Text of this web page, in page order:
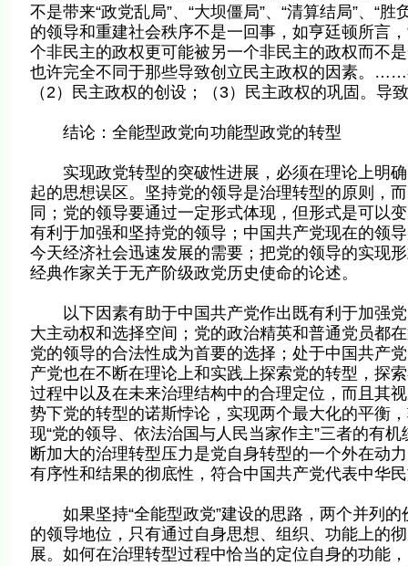
不是带来“政党乱局”、“大坝僵局”、“清算结局”、“
的领导和重建社会秩序不是一回事，如亨廷顿所言
个非民主的政权更可能被另一个非民主的政权而不
也许完全不同于那些导致创立民主政权的因素。
（2）民主政权的创设；（3）民主政权的巩固。导
结论：全能型政党向功能型政党的转型
实现政党转型的突破性进展，必须在理论上明确
起的思想误区。坚持党的领导是治理转型的原则，
同；党的领导要通过一定形式体现，但形式是可以
有利于加强和坚持党的领导；中国共产党现在的领
今天经济社会迅速发展的需要；把党的领导的实现
经典作家关于无产阶级政党历史使命的论述。
以下因素有助于中国共产党作出既有利于加强党
大主动权和选择空间；党的政治精英和普通党员都
党的领导的合法性成为首要的选择；处于中国共产
产党也在不断在理论上和实践上探索党的转型，探
过程中以及在未来治理结构中的合理定位，而且其
势下党的转型的诺斯悖论，实现两个最大化的平衡
现“党的领导、依法治国与人民当家作主”三者的有
断加大的治理转型压力是党自身转型的一个外在动
有序性和结果的彻底性，符合中国共产党代表中华
如果坚持“全能型政党”建设的思路，两个并列的
的领导地位，只有通过自身思想、组织、功能上的
展。如何在治理转型过程中恰当的定位自身的功能